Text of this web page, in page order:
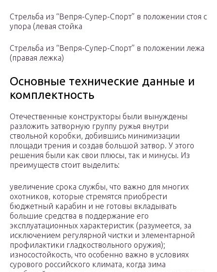
Стрельба из “Вепря-Супер-Спорт” в положении стоя с
упора (левая стойка
Стрельба из “Вепря-Супер-Спорт” в положении лежа
(правая лежка)
Основные технические данные и
комплектность
Отечественные конструкторы были вынуждены
разложить затворную группу ружья внутри
ствольной коробки, добившись минимизации
площади трения и создав большой затвор. У этого
решения были как свои плюсы, так и минусы. Из
преимуществ стоит выделить:
увеличение срока службы, что важно для многих
охотников, которые стремятся приобрести
бюджетный карабин и не готовы вкладывать
большие средства в поддержание его
эксплуатационных характеристик (разумеется, за
исключением регулярной чистки и элементарной
профилактики гладкоствольного оружия);
износостойкость, что особенно важно в условиях
сурового российского климата, когда зима